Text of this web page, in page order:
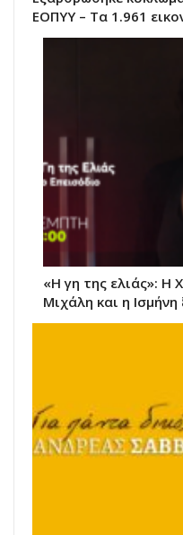
ΕΟΠΥΥ – Τα 1.961
«Η γη της ελιάς»: Η
Μιχάλη και η